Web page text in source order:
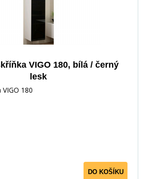
VIGO 180, bílá / černý
lesk
180
DO KOŠÍKU